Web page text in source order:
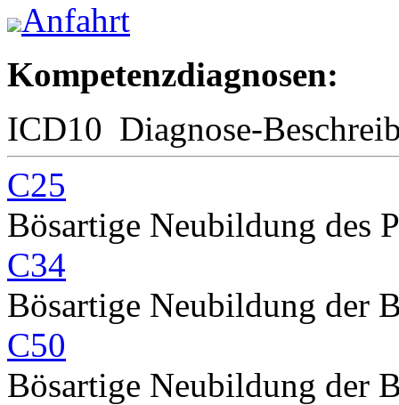
Anfahrt
Kompetenzdiagnosen:
ICD10 Diagnose-
C25
Bösartige Neubildung des
C34
Bösartige Neubildung der
C50
Bösartige Neubildung der